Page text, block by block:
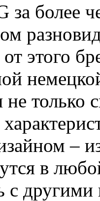
за более
этого
не
–
в
с